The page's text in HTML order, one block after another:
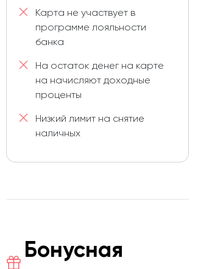
Карта не участвует в
программе лояльности
банка
На остаток денег на карте
на начисляют доходные
проценты
Низкий лимит на снятие
наличных
Бонусная